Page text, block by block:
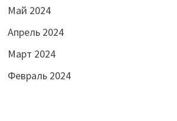
Май 2024
Апрель 2024
Март 2024
Февраль 2024